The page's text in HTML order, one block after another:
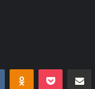
VKontakteOdnoklassniki
Pocket